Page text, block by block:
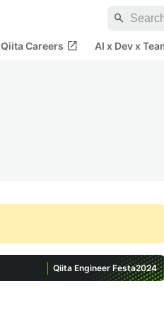
search
Qiita Careers open_in_new AI x Dev x
Qiita Engineer Festa2024